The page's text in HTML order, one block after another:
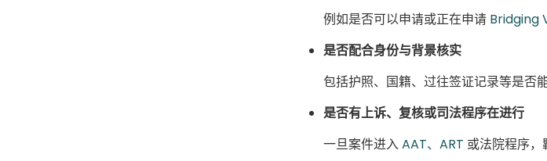
例如是否可以申请或正在申请 Bridging
是否配合身份与背景核实
包括护照、国籍、过往签证记录等是否
是否有上诉、复核或司法程序在进行
一旦案件进入AAT、ART 或法院程序，